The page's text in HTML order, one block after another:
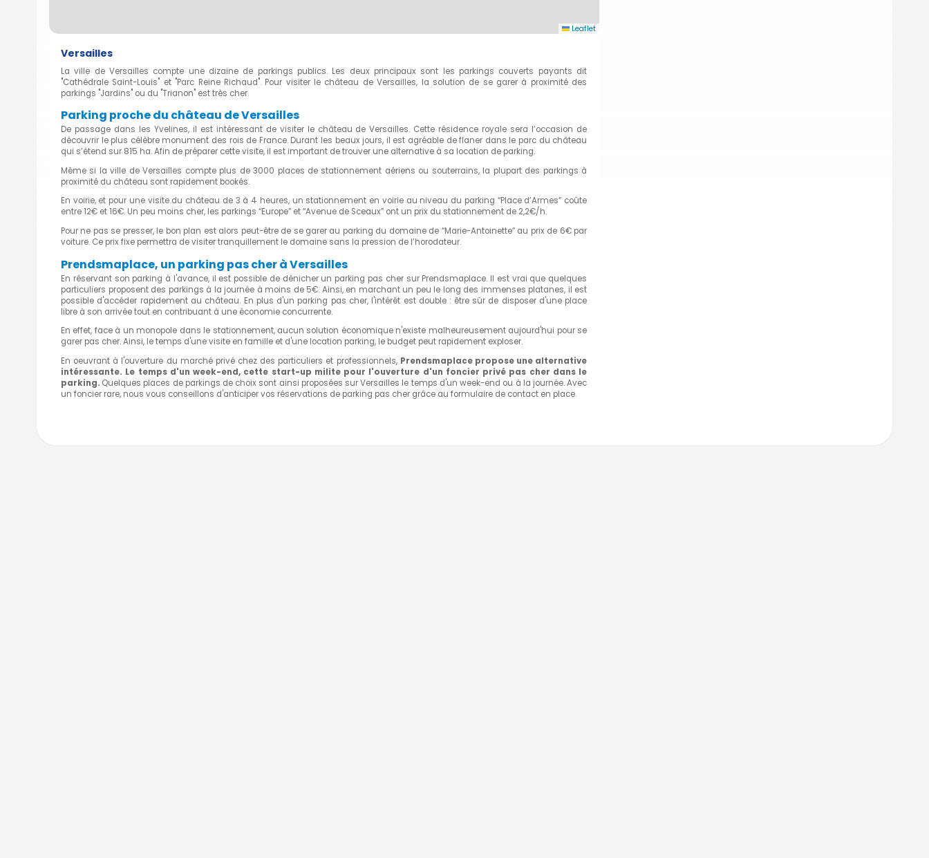
Leaflet
Versailles
La ville de Versailles compte une dizaine de parkings publics. Les deux principaux sont les parkings couverts payants dit
"Cathédrale Saint-Louis" et "Parc Reine Richaud". Pour visiter le château de Versailles, la solution de se garer à proximité des
parkings "Jardins" ou du "Trianon" est très cher.
Parking proche du château de Versailles
De passage dans les Yvelines, il est intéressant de visiter le château de Versailles. Cette résidence royale sera l’occasion de
découvrir le plus célèbre monument des rois de France. Durant les beaux jours, il est agréable de flaner dans le parc du château
qui s’étend sur 815 ha. Afin de préparer cette visite, il est important de trouver une alternative à sa location de parking.
Même si la ville de Versailles compte plus de 3000 places de stationnement aériens ou souterrains, la plupart des parkings à
proximité du château sont rapidement bookés.
En voirie, et pour une visite du château de 3 à 4 heures, un stationnement en voirie au niveau du parking “Place d’Armes” coûte
entre 12€ et 16€. Un peu moins cher, les parkings “Europe” et “Avenue de Sceaux” ont un prix du stationnement de 2,2€/h.
Pour ne pas se presser, le bon plan est alors peut-être de se garer au parking du domaine de “Marie-Antoinette” au prix de 6€ par
voiture. Ce prix fixe permettra de visiter tranquillement le domaine sans la pression de l’horodateur.
Prendsmaplace, un parking pas cher à Versailles
En réservant son parking à l'avance, il est possible de dénicher un parking pas cher sur Prendsmaplace. Il est vrai que quelques
particuliers proposent des parkings à la journée à moins de 5€. Ainsi, en marchant un peu le long des immenses platanes, il est
possible d'accéder rapidement au château. En plus d'un parking pas cher, l'intérêt est double : être sûr de disposer d'une place
libre à son arrivée tout en contribuant à une économie concurrente.
En effet, face à un monopole dans le stationnement, aucun solution économique n'existe malheureusement aujourd'hui pour se
garer pas cher. Ainsi, le temps d'une visite en famille et d'une location parking, le budget peut rapidement exploser.
En oeuvrant à l'ouverture du marché privé chez des particuliers et professionnels, Prendsmaplace propose une alternative
intéressante. Le temps d'un week-end, cette start-up milite pour l'ouverture d'un foncier privé pas cher dans le
parking. Quelques places de parkings de choix sont ainsi proposées sur Versailles le temps d'un week-end ou à la journée. Avec
un foncier rare, nous vous conseillons d'anticiper vos réservations de parking pas cher grâce au formulaire de contact en place.